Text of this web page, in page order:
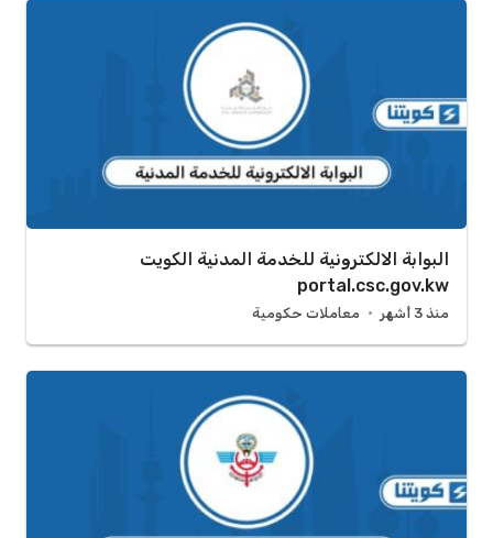
البوابة الالكترونية للخدمة المدنية الكويت
portal.csc.gov.kw
منذ 3 أشهر معاملات حكومية